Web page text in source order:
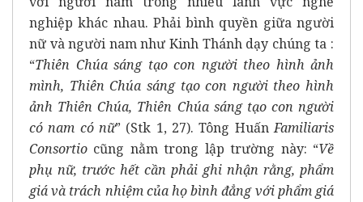
nghiệp khác nhau. Phải bình quyền giữa người
nữ và người nam như Kinh Thánh dạy chúng ta :
“Thiên Chúa sáng tạo con người theo hình ảnh
mình, Thiên Chúa sáng tạo con người theo hình
ảnh Thiên Chúa, Thiên Chúa sáng tạo con người
có nam có nữ” (Stk 1, 27). Tông HuấnFamiliaris
Consortio cũng nằm trong lập trường này: “Về
phụ nữ, trước hết cần phải ghi nhận rằng, phẩm
giá và trách nhiệm của họ bình đẳng với phẩm giá